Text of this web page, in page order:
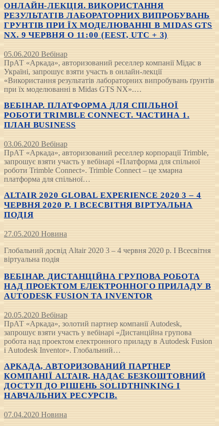
ОНЛАЙН-ЛЕКЦІЯ. ВИКОРИСТАННЯ
РЕЗУЛЬТАТІВ ЛАБОРАТОРНИХ ВИПРОБУВАНЬ
ГРУНТІВ ПРИ ЇХ МОДЕЛЮВАННІ В MIDAS GTS
NX. 9 ЧЕРВНЯ О 11:00 (EEST, UTC + 3)
05.06.2020 Вебінар
ПрАТ «Аркада», авторизований реселлер компанії Мідас в
Україні, запрошує взяти участь в онлайн-лекції
«Використання результатів лабораторних випробувань ґрунтів
при їх моделюванні в Midas GTS NX».…
ВЕБІНАР. ПЛАТФОРМА ДЛЯ СПІЛЬНОЇ
РОБОТИ TRIMBLE CONNECT. ЧАСТИНА 1.
ПЛАН BUSINESS
03.06.2020 Вебінар
ПрАТ «Аркада», авторизований реселлер корпорації Trimble,
запрошує взяти участь у вебінарі «Платформа для спільної
роботи Trimble Connect». Trimble Connect – це хмарна
платформа для спільної…
ALTAIR 2020 GLOBAL EXPERIENCE 2020 3 – 4
ЧЕРВНЯ 2020 Р. I ВСЕСВІТНЯ ВІРТУАЛЬНА
ПОДІЯ
27.05.2020 Новина
Глобальний досвід Altair 2020 3 – 4 червня 2020 р. I Всесвітня
віртуальна подія
ВЕБІНАР. ДИСТАНЦІЙНА ГРУПОВА РОБОТА
НАД ПРОЕКТОМ ЕЛЕКТРОННОГО ПРИЛАДУ В
AUTODESK FUSION ТА INVENTOR
20.05.2020 Вебінар
ПрАТ «Аркада», золотий партнер компанії Autodesk,
запрошує взяти участь у вебінарі «Дистанційна групова
робота над проектом електронного приладу в Autodesk Fusion
і Autodesk Inventor». Глобальний…
АРКАДА, АВТОРИЗОВАНИЙ ПАРТНЕР
КОМПАНІЇ ALTAIR, НАДАЄ БЕЗКОШТОВНИЙ
ДОСТУП ДО РІШЕНЬ SOLIDTHINKING І
НАВЧАЛЬНИХ РЕСУРСІВ.
07.04.2020 Новина